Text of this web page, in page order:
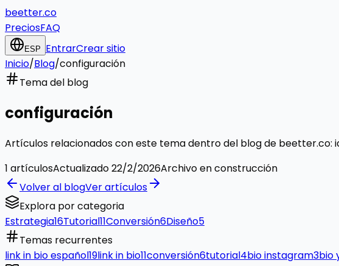
beetter.co
PreciosFAQ
ESP EntrarCrear sitio
Inicio/Blog/configuración
Tema del blog
configuración
Artículos relacionados con este tema dentro del blog de beetter.co:
1 artículosActualizado22/2/2026Archivo en construcción
Volver al blogVer artículos
Explora por categoria
Estrategia16Tutorial11Conversión6Diseño5
Temas recurrentes
link in bio español19link in bio11conversión6tutorial4bio instagram3bio